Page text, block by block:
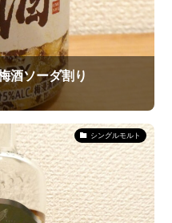
酒ソーダ割り
シングルモルト